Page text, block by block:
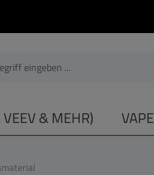
VEEV & MEHR) VAPE